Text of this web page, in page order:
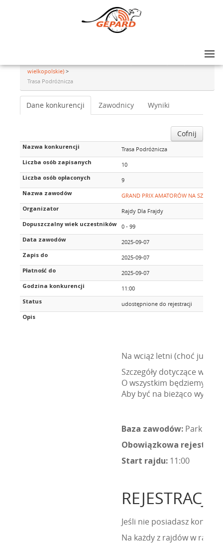
wielkopolskie) >
Trasa Podróżnicza
Dane konkurencji Zawodnicy Wyniki
Cofnij
Nazwa konkurencji
Trasa Podróżnicza
Liczba osób zapisanych
10
Liczba osób opłaconych
9
Nazwa zawodów
GRAND PRIX AMATORÓW NA
Organizator
Rajdy Dla Frajdy
Dopuszczalny wiek uczestników
0 - 99
Data zawodów
2025-09-07
Zapis do
2025-09-07
Płatność do
2025-09-07
Godzina konkurencji
11:00
Status
udostępnione do rejestracji
Opis
Na wciąż letni (choć już
Szczegóły dotyczące
O wszystkim będziemy
Aby być na bieżąco
Baza zawodów: Park
Obowiązkowa
Start rajdu: 11:00
REJESTRACJA
Jeśli nie posiadasz konta
Na każdy z rajdów w